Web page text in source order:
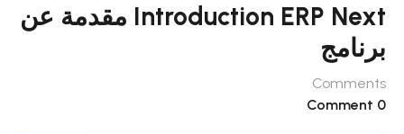
Introduction ERP Next مقدمة عن
برنامج
Comments
0 Comment